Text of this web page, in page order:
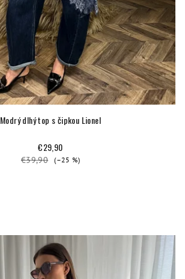
Modrý dlhý top s čipkou Lionel
€29,90
€39,90 (–25 %)